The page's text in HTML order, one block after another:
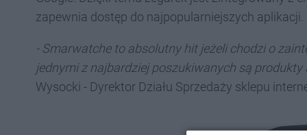
zapewnia dostęp do najpopularniejszych aplikacji.
- Smarwatche to absolutny hit jeżeli chodzi o
jednymi z najbardziej poszukiwanych są produkty
Wysocki - Dyrektor Działu Sprzedaży sklepu